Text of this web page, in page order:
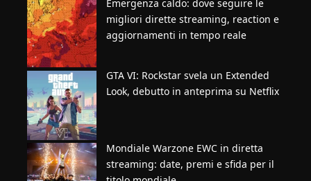
Emergenza caldo: dove seguire le
migliori dirette streaming, reaction e
aggiornamenti in tempo reale
GTA VI: Rockstar svela un Extended
Look, debutto in anteprima su Netflix
Mondiale Warzone EWC in diretta
streaming: date, premi e sfida per il